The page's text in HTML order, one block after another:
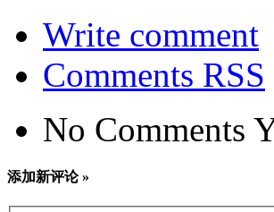
Write comment
Comments RSS
No Comments
添加新评论 »